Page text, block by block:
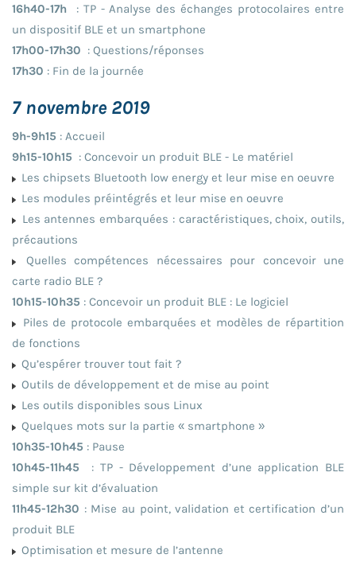
16h40-17h
: TP - Analyse des échanges protocolaires entre
un dispositif BLE et un smartphone
17h00-17h30 : Questions/réponses
17h30 : Fin de la journée
7 novembre 2019
9h-9h15 : Accueil
9h15-10h15 : Concevoir un produit BLE - Le matériel
Les chipsets Bluetooth low energy et leur mise en oeuvre
Les modules préintégrés et leur mise en oeuvre
Les antennes embarquées : caractéristiques, choix, outils,
précautions
Quelles compétences nécessaires pour concevoir une
carte radio BLE ?
10h15-10h35 : Concevoir un produit BLE : Le logiciel
Piles de protocole embarquées et modèles de répartition
de fonctions
Qu’espérer trouver tout fait ?
Outils de développement et de mise au point
Les outils disponibles sous Linux
Quelques mots sur la partie « smartphone »
10h35-10h45 : Pause
10h45-11h45
: TP - Développement d’une application BLE
simple sur kit d’évaluation
11h45-12h30 : Mise au point, validation et certification d’un
produit BLE
Optimisation et mesure de l’antenne